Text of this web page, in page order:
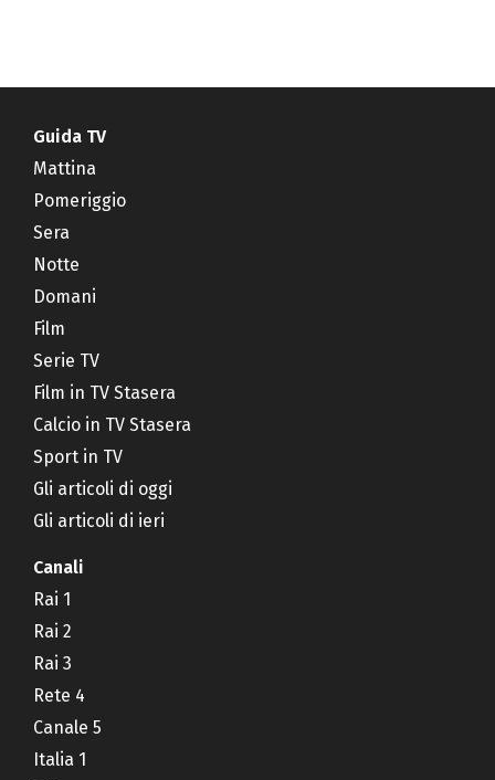
Guida TV
Mattina
Pomeriggio
Sera
Notte
Domani
Film
Serie TV
Film in TV Stasera
Calcio in TV Stasera
Sport in TV
Gli articoli di oggi
Gli articoli di ieri
Canali
Rai 1
Rai 2
Rai 3
Rete 4
Canale 5
Italia 1